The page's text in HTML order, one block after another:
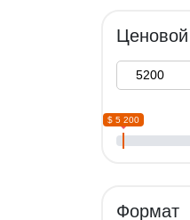
$ 5 200
Формат